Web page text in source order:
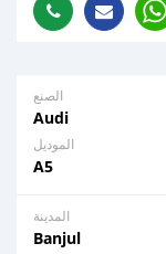
الصنع
Audi
الموديل
A5
المدينة
Banjul